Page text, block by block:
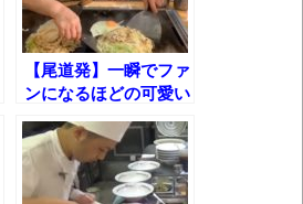
同じビルの中に入っている
子 [ほのぼの]
ゃん、昔から見てるんだけど
なったね
ンと歌えないボク
【尾道発】一瞬でファ
ンになるほどの可愛い
おばちゃんのお好み焼
き!